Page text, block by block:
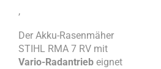
,
Der Akku-Rasenmäher
STIHL RMA 7 RV mit
Vario-Radantrieb eignet